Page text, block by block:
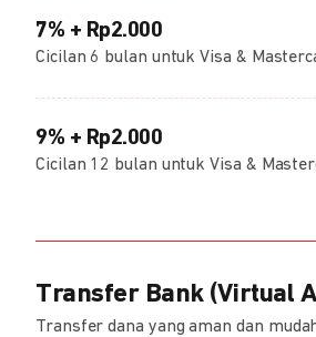
7% + Rp2.000
Cicilan 6 bulan untuk Visa &
9% + Rp2.000
Cicilan 12 bulan untuk Visa &
Transfer Bank (Virtual
Transfer dana yang aman dan